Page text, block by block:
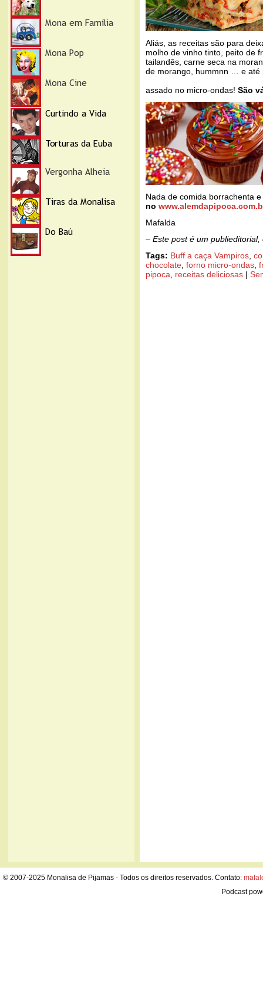
Aliás, as receitas são para
molho de vinho tinto, peito de
tailandês, carne seca na
de morango, hummnn … e até
assado no micro-ondas! São
Nada de comida borrachenta
no
Mafalda
– Este post é um
Tags: Buff a caça Vampiros
chocolate forno micro-ondas
pipoca
receitas deliciosas |
© 2007-2025 Monalisa de Pijamas - Todos os direitos reservados. Contato:
Podcast